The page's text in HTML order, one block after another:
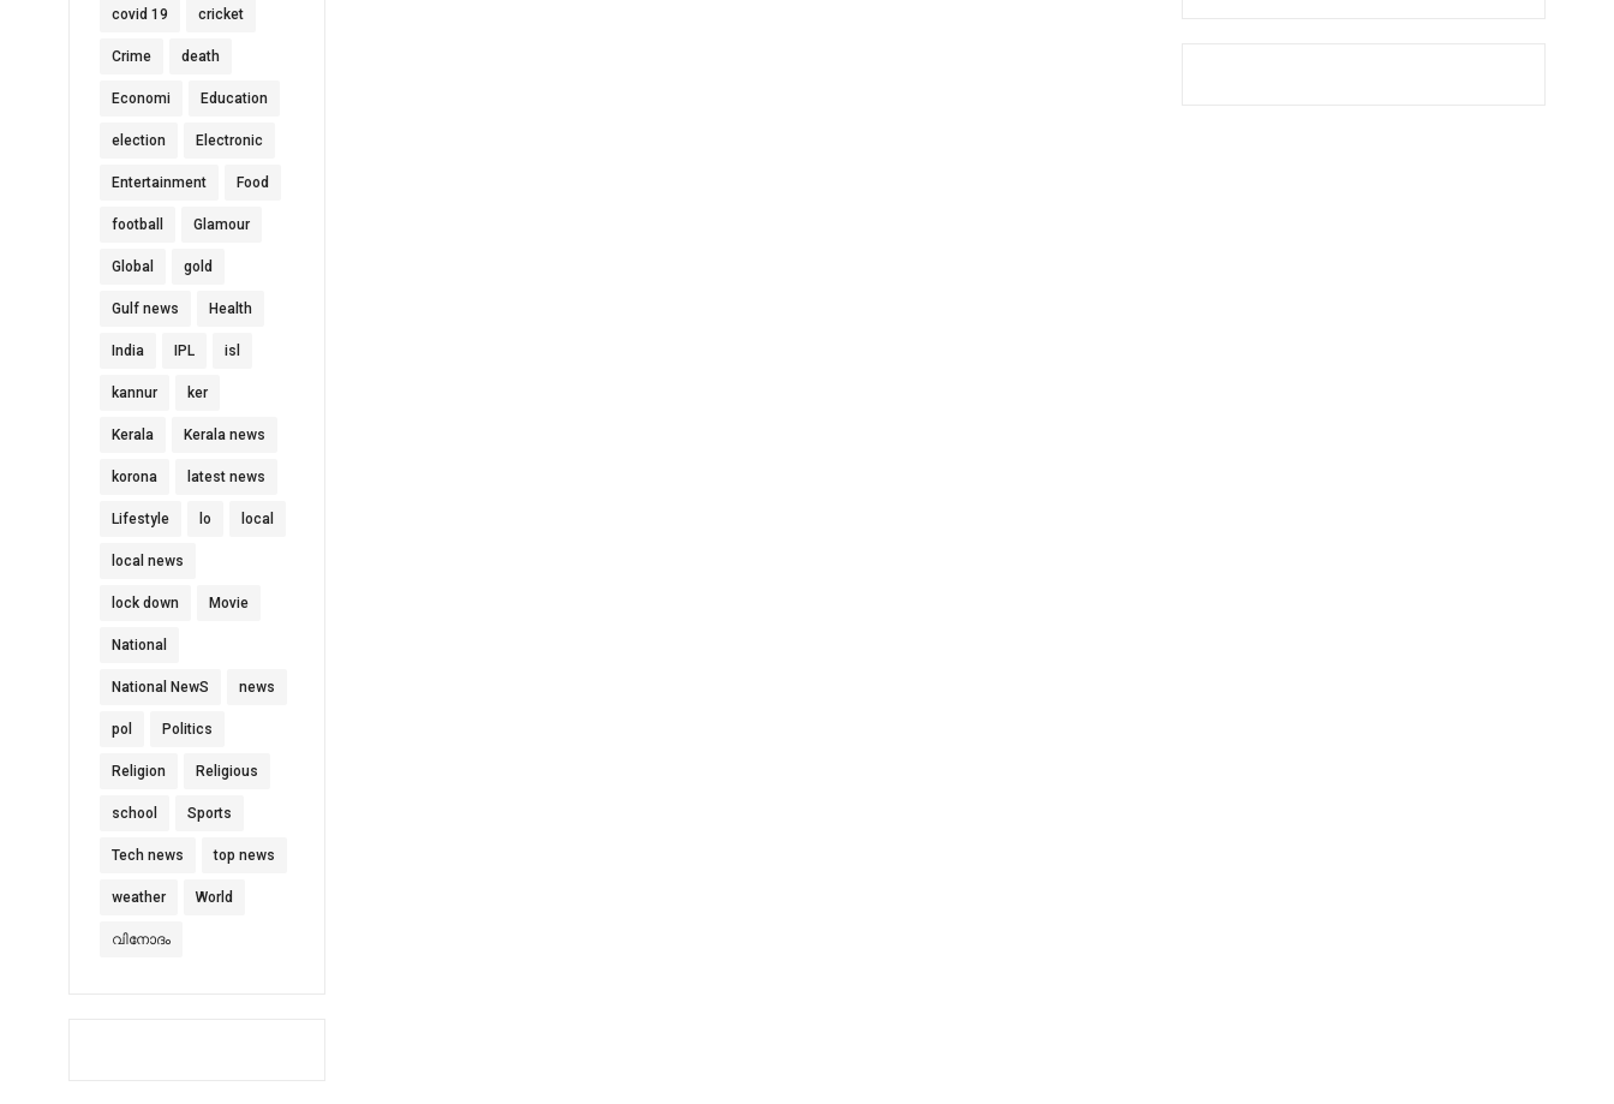
covid 19 cricket
Crime death
Economi Education
election Electronic
Entertainment Food
football Glamour
Global gold
Gulf news Health
India IPL isl
kannur ker
Kerala Kerala news
korona latest news
Lifestyle lo local
local news
lock down Movie
National
National NewS news
pol Politics
Religion Religious
school Sports
Tech news top news
weather World
വിനോദം